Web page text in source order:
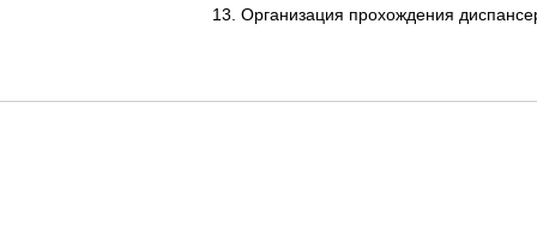
Организация прохождения